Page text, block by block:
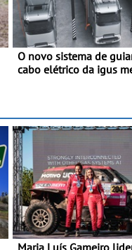
O novo sistema de
cabo elétrico da igus
para os motoristas,
acidentes nas
máxima proteção
Maria Luís Gameiro